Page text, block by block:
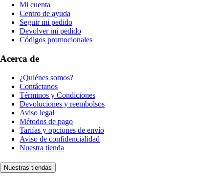
Mi cuenta
Centro de ayuda
Seguir mi pedido
Devolver mi pedido
Códigos promocionales
Acerca de
¿Quiénes somos?
Contáctanos
Términos y Condiciones
Devoluciones y reembolsos
Aviso legal
Métodos de pago
Tarifas y opciones de envío
Aviso de confidencialidad
Nuestra tienda
Nuestras tiendas